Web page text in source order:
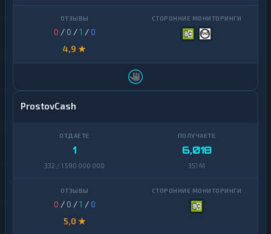
0 / 0 /1 /0
4,9 ★
ProstovCash
1
332 / 1 590 000 000
6,018
351 M
0 / 0 /1 /0
5,0 ★